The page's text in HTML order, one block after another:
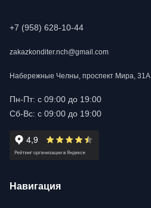
+7 (958) 628-10-44
zakazkonditer.nch@gmail.com
Набережные Челны, проспект Мира, 31А
Пн-Пт: с 09:00 до 19:00
Сб-Вс: с 09:00 до 19:00
Навигация